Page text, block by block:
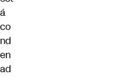
á
co
nd
en
ad